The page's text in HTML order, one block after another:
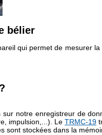
bélier
qui permet de mesurer
sur notre enregistreur de
impulsion,...). Le TRMC-19
sont stockées dans la